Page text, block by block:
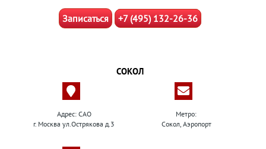
Записаться +7 (495) 132-26-36
СОКОЛ
Адрес: САО
г. Москва ул.Острякова д.3
Метро:
Сокол, Аэропорт